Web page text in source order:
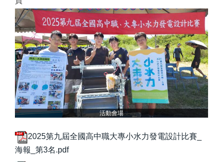
活動會場
2025第九屆全國高中職大專小水力發電設計比賽_
海報_第3名.pdf